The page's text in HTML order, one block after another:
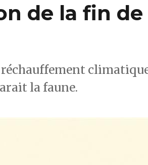
de la fin
réchauffement
la faune.